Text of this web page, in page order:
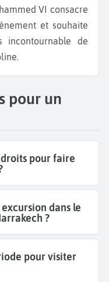
VI consacre
et souhaite
incontournable de
pour un
pour faire
dans le
?
pour visiter